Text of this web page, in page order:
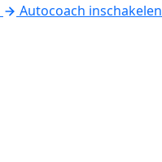
Autocoach inschakelen